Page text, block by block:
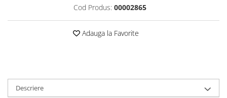
Roboți Gradină
Lăzi Frigorifice
Cod Produs: 00002865
Adauga la Favorite
Descriere